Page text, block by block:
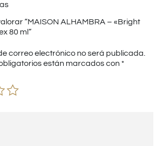
“MAISON ALHAMBRA – «Bright
80 ml”
correo electrónico no será publicada.
están marcados con *